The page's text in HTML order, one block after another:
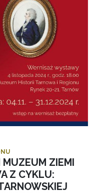
MUZEUM ZIEMI
Z CYKLU: